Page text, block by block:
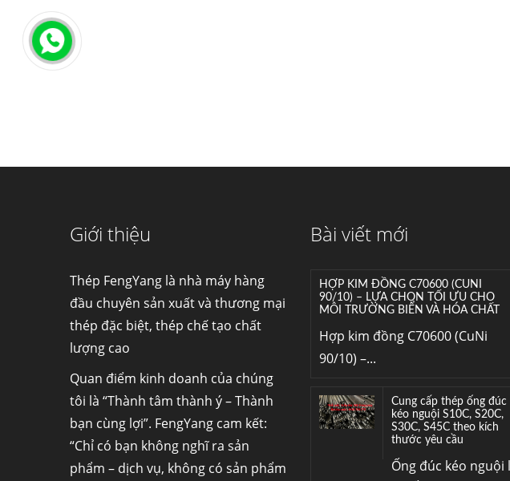
Giới thiệu
Thép FengYang là nhà máy hàng
đầu chuyên sản xuất và thương mại
thép đặc biệt, thép chế tạo chất
lượng cao
Quan điểm kinh doanh của chúng
tôi là “Thành tâm thành ý – Thành
bạn cùng lợi”. FengYang cam kết:
“Chỉ có bạn không nghĩ ra sản
phẩm – dịch vụ, không có sản phẩm
Bài viết mớilà một trong...
MÔI TRƯỜNG BIỂN VÀ HÓA CHẤT
Hợp kim đồng C70600 (CuNi
90/10) –...
S30C, S45C theo kích
thước yêu cầu
Ống đúc kéo nguội là
gì? Ống...